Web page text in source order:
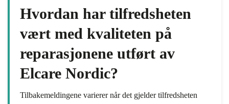
Hvordan har tilfredsheten
vært med kvaliteten på
reparasjonene utført av
Elcare Nordic?
Tilbakemeldingene varierer når det gjelder tilfredsheten